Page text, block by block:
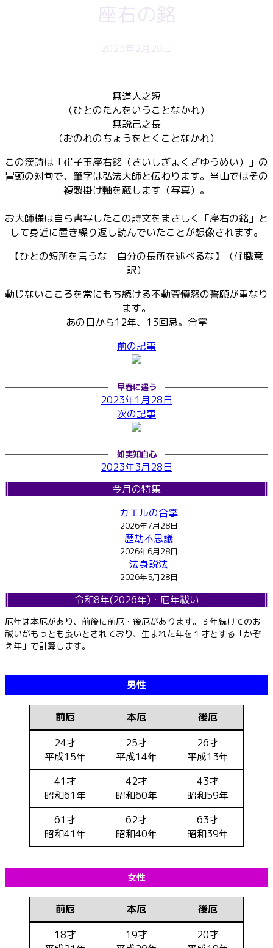
座右の銘
2023年2月28日
無道人之短
（ひとのたんをいうことなかれ）
無説己之長
（おのれのちょうをとくことなかれ）
この漢詩は「崔子玉座右銘（さいしぎょくざゆうめい）」の
冒頭の対句で、筆字は弘法大師と伝わります。当山ではその
複製掛け軸を蔵します（写真）。
お大師様は自ら書写したこの詩文をまさしく「座右の銘」と
して身近に置き繰り返し読んでいたことが想像されます。
【ひとの短所を言うな 自分の長所を述べるな】（住職意
訳）
動じないこころを常にもち続ける不動尊憤怒の誓願が重なり
ます。
あの日から12年、13回忌。合掌
前の記事
早春に遇う
2023年1月28日
次の記事
如実知自心
2023年3月28日
今月の特集
カエルの合掌
2026年7月28日
歴劫不思議
2026年6月28日
法身説法
2026年5月28日
令和8年(2026年)・厄年祓い
厄年は本厄があり、前後に前厄・後厄があります。３年続けてのお
祓いがもっとも良いとされており、生まれた年を１才とする「かぞ
え年」で計算します。
男性
前厄 本厄
後厄
24才
平成15年
25才
平成14年
26才
平成13年
41才
昭和61年
42才
昭和60年
43才
昭和59年
61才
昭和41年
62才
昭和40年
63才
昭和39年
女性
前厄 本厄
後厄
18才
19才
20才